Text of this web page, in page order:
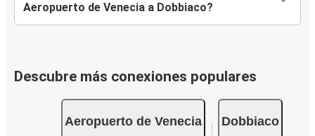
Aeropuerto de Venecia a Dobbiaco?
Descubre más conexiones populares
Aeropuerto de Venecia Dobbiaco